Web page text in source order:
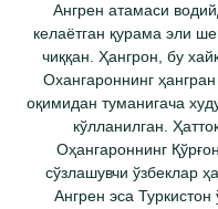
Ангрен атамаси
келаётган қурама эли
чиққан. Ҳангрон, бу
Охангароннинг
оқимидан туманигача
кўлланилган.
Оҳангароннинг
сўзлашувчи ўзбеклар
Ангрен эса Туркистон